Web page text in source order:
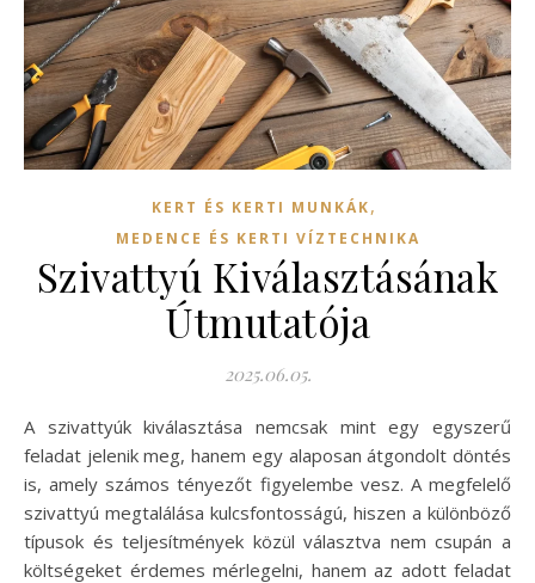
KERT ÉS KERTI MUNKÁK,
MEDENCE ÉS KERTI VÍZTECHNIKA
Szivattyú Kiválasztásának
Útmutatója
2025.06.05.
A szivattyúk kiválasztása nemcsak mint egy egyszerű
feladat jelenik meg, hanem egy alaposan átgondolt döntés
is, amely számos tényezőt figyelembe vesz. A megfelelő
szivattyú megtalálása kulcsfontosságú, hiszen a különböző
típusok és teljesítmények közül választva nem csupán a
költségeket érdemes mérlegelni, hanem az adott feladat